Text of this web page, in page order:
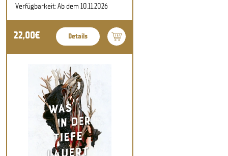
Verfügbarkeit: Ab dem 10.11.2026
22,00€ Details